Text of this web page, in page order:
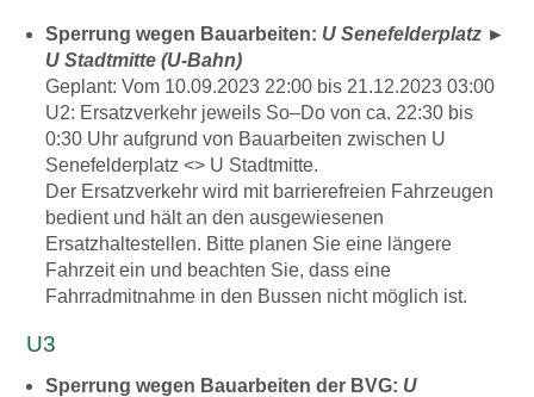
Sperrung wegen Bauarbeiten: U Senefelderplatz ►
U Stadtmitte (U-Bahn)
Geplant: Vom 10.09.2023 22:00 bis 21.12.2023 03:00
U2: Ersatzverkehr jeweils So–Do von ca. 22:30 bis
0:30 Uhr aufgrund von Bauarbeiten zwischen U
Senefelderplatz <> U Stadtmitte.
Der Ersatzverkehr wird mit barrierefreien Fahrzeugen
bedient und hält an den ausgewiesenen
Ersatzhaltestellen. Bitte planen Sie eine längere
Fahrzeit ein und beachten Sie, dass eine
Fahrradmitnahme in den Bussen nicht möglich ist.
U3
Sperrung wegen Bauarbeiten der BVG: U